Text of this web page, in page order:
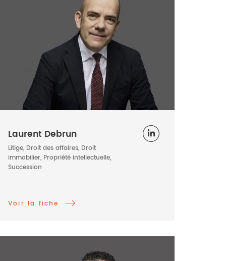
Laurent Debrun
Litige, Droit des affaires, Droit
immobilier, Propriété intellectuelle,
Succession
Voir la fiche